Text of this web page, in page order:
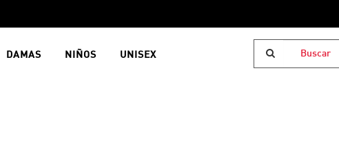
DAMAS NIÑOS UNISEX